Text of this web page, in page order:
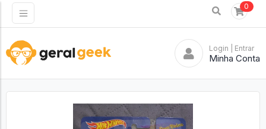
0
Login | Entrar
Minha Conta